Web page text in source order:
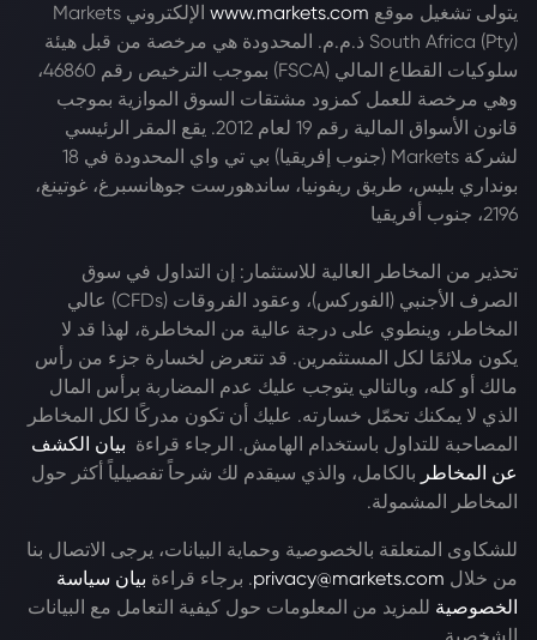
يتولى تشغيل موقع www.markets.com
الإلكتروني Markets
South Africa (Pty) ذ.م.م. المحدودة هي مرخصة من قبل هيئة
سلوكيات القطاع المالي (FSCA) بموجب الترخيص رقم 46860،
وهي مرخصة للعمل كمزود مشتقات السوق الموازية بموجب
قانون الأسواق المالية رقم 19 لعام 2012. يقع المقر الرئيسي
لشركة Markets (جنوب إفريقيا) بي تي واي المحدودة في 18
بونداري بليس، طريق ريفونيا، ساندهورست جوهانسبرغ، غوتينغ،
2196، جنوب أفريقيا
تحذير من المخاطر العالية للاستثمار: إن التداول في سوق
الصرف الأجنبي (الفوركس)، وعقود الفروقات (CFDs) عالي
المخاطر، وينطوي على درجة عالية من المخاطرة، لهذا قد لا
يكون ملائمًا لكل المستثمرين. قد تتعرض لخسارة جزء من رأس
مالك أو كله، وبالتالي يتوجب عليك عدم المضاربة برأس المال
الذي لا يمكنك تحمّل خسارته. عليك أن تكون مدركًا لكل المخاطر
المصاحبة للتداول باستخدام الهامش. الرجاء قراءة بيان الكشف
عن المخاطر بالكامل، والذي سيقدم لك شرحاً تفصيلياً أكثر حول
المخاطر المشمولة.
للشكاوى المتعلقة بالخصوصية وحماية البيانات، يرجى الاتصال بنا
من خلال privacy@markets.com. برجاء قراءة بيان سياسة
الخصوصية للمزيد من المعلومات حول كيفية التعامل مع البيانات